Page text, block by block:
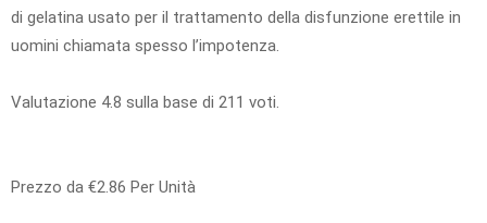
di gelatina usato per il trattamento della disfunzione erettile in
uomini chiamata spesso l’impotenza.
Valutazione 4.8 sulla base di 211 voti.
Prezzo da €2.86 Per Unità